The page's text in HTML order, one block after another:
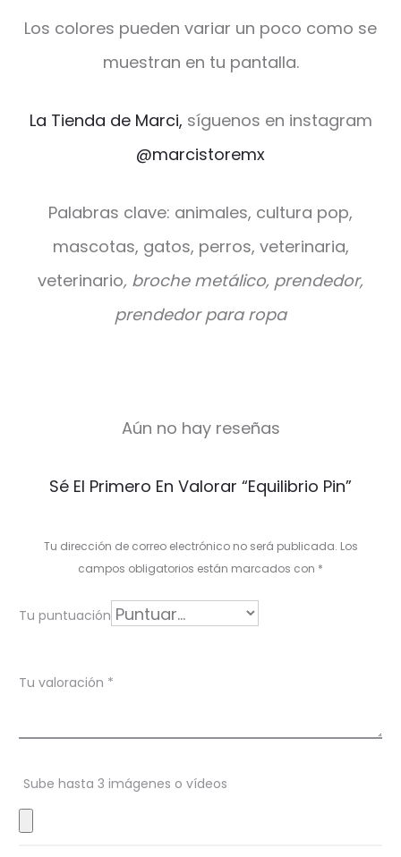
Los colores pueden variar un poco como se
muestran en tu pantalla.
La Tienda de Marci, síguenos en instagram
@marcistoremx
Palabras clave: animales, cultura pop,
mascotas, gatos, perros, veterinaria,
veterinario, broche metálico, prendedor,
prendedor para ropa
r
i
o
e
s
Aún no hay reseñas
Sé El Primero En Valorar “Equilibrio Pin”
Tu dirección de correo electrónico no será publicada. Los
campos obligatorios están marcados con *
Tu puntuación
Tu valoración *
Sube hasta 3 imágenes o vídeos